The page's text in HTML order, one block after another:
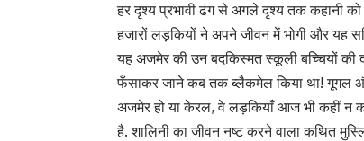
हर दृश्य प्रभावी ढंग से अगले दृश्य तक कहानी
हजारों लड़कियों ने अपने जीवन में भोगी और यह
यह अजमेर की उन बदकिस्मत स्कूली बच्चियों की
फँसाकर जाने कब तक ब्लैकमेल किया था! गूगल
अजमेर हो या केरल, वे लड़कियाँ आज भी कहीं न
है. शालिनी का जीवन नष्ट करने वाला कथित